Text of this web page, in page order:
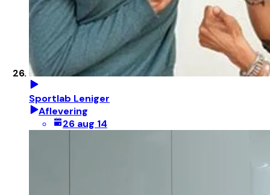
Sportlab Leniger
Aflevering
26 aug 14